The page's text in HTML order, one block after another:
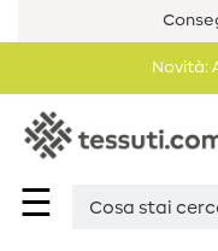
Novità:
☰